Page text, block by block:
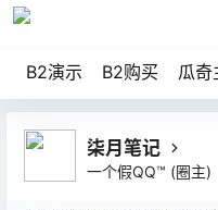
B2演示 B2购买 瓜奇
柒月笔记
一个假QQ™ (圈主)